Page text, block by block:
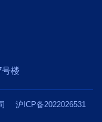
楼
司 沪ICP备2022026531